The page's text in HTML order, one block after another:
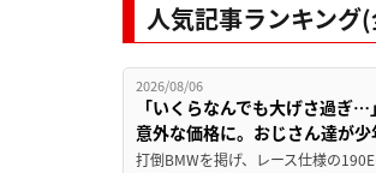
人気記事ランキング
2026/08/06
「いくらなんでも大げさ過ぎ
意外な価格に。おじさん達が
打倒BMWを掲げ、レース仕様の